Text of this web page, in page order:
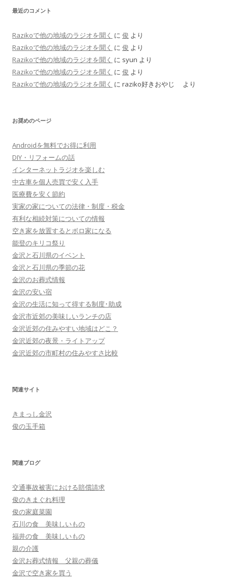
最近のコメント
Razikoで他の地域のラジオを聞く に 俊 より
Razikoで他の地域のラジオを聞く に 俊 より
Razikoで他の地域のラジオを聞く に syun より
Razikoで他の地域のラジオを聞く に 俊 より
Razikoで他の地域のラジオを聞く に raziko好きおやじ より
お奨めのページ
Androidを無料でお得に利用
DIY・リフォームの話
インターネットラジオを楽しむ
中古車を個人売買で安く入手
医療費を安く節約
実家の家についての法律・制度・税金
有利な相続対策についての情報
空き家を放置するとボロ家になる
能登のキリコ祭り
金沢と石川県のイベント
金沢と石川県の季節の花
金沢のお葬式情報
金沢の安い宿
金沢の生活に知って得する制度･助成
金沢市近郊の美味しいランチの店
金沢近郊の住みやすい地域はどこ？
金沢近郊の夜景・ライトアップ
金沢近郊の市町村の住みやすさ比較
関連サイト
きまっし金沢
俊の玉手箱
関連ブログ
交通事故被害における賠償請求
俊のきまぐれ料理
俊の家庭菜園
石川の食 美味しいもの
福井の食 美味しいもの
親の介護
金沢お葬式情報 父親の葬儀
金沢で空き家を買う